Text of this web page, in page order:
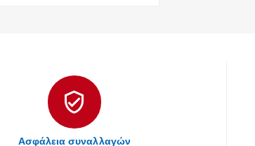
Ασφάλεια συναλλαγών